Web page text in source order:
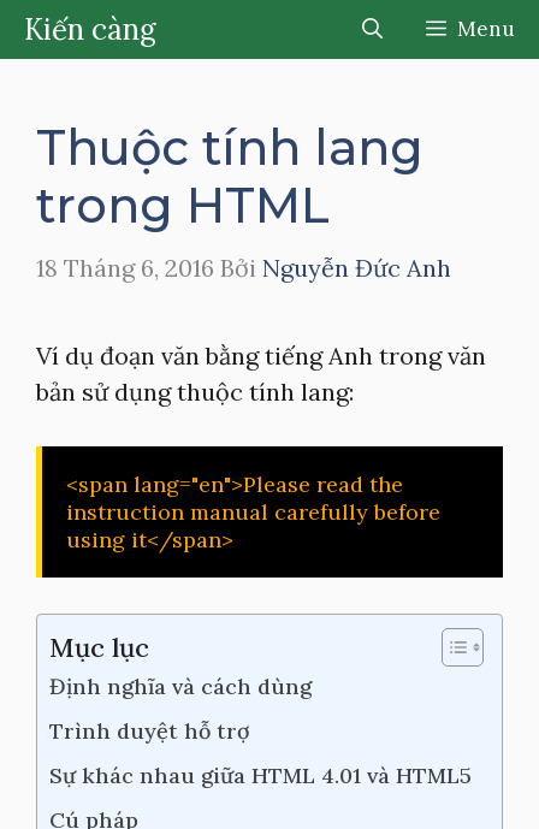
Chuyển
đến
dung
Kiến càng Menu
Thuộc tính lang
trong HTML
18 Tháng 6, 2016 Bởi Nguyễn Đức Anh
Ví dụ đoạn văn bằng tiếng Anh trong văn
bản sử dụng thuộc tính lang:
<span lang="en">Please read the
instruction manual carefully before
using it</span>
Mục lục
Định nghĩa và cách dùng
Trình duyệt hỗ trợ
Sự khác nhau giữa HTML 4.01 và HTML5
Cú pháp